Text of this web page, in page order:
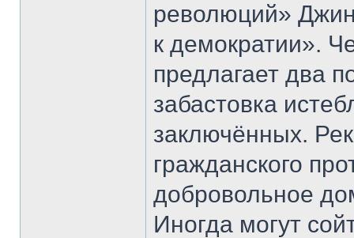
революций»
к демократии».
предлагает два
забастовка
заключённых.
гражданского
добровольное
Иногда могут